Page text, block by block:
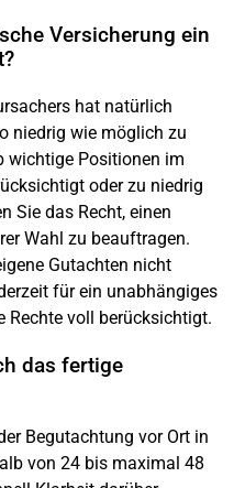
Versicherung ein
hat natürlich
niedrig wie möglich zu
wichtige Positionen im
oder zu niedrig
Sie das Recht, einen
Wahl zu beauftragen.
Gutachten nicht
für ein unabhängiges
Rechte voll berücksichtigt.
das fertige
Begutachtung vor Ort in
von 24 bis maximal 48